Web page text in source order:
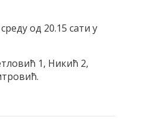
од 20.15 сати у
1, Никић 2,